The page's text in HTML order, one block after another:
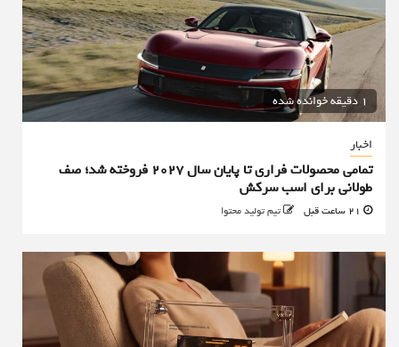
1 دقیقه خوانده شده
اخبار
تمامی محصولات فراری تا پایان سال ۲۰۲۷ فروخته شد؛ صف
طولانی برای اسب سرکش
تیم تولید محتوا